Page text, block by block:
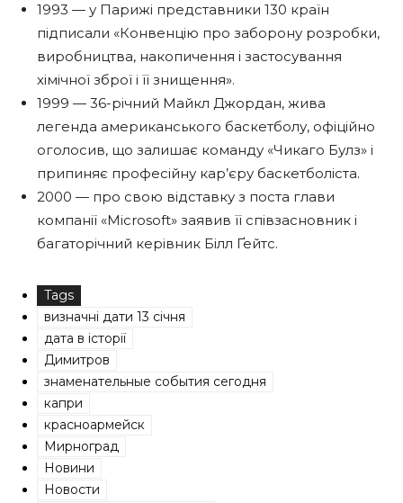
1993 — у Парижі представники 130 країн
підписали «Конвенцію про заборону розробки,
виробництва, накопичення і застосування
хімічної зброї і її знищення».
1999 — 36-річний Майкл Джордан, жива
легенда американського баскетболу, офіційно
оголосив, що залишає команду «Чикаго Булз» і
припиняє професійну кар’єру баскетболіста.
2000 — про свою відставку з поста глави
компанії «Microsoft» заявив її співзасновник і
багаторічний керівник Білл Ґейтс.
Tags
визначні дати 13 січня
дата в історії
Димитров
знаменательные события сегодня
капри
красноармейск
Мирноград
Новини
Новости